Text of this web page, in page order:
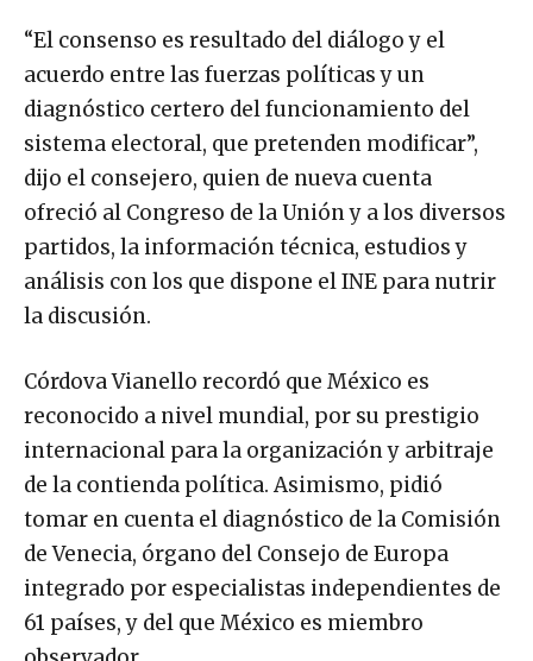
“El consenso es resultado del diálogo y el
acuerdo entre las fuerzas políticas y un
diagnóstico certero del funcionamiento del
sistema electoral, que pretenden modificar”,
dijo el consejero, quien de nueva cuenta
ofreció al Congreso de la Unión y a los diversos
partidos, la información técnica, estudios y
análisis con los que dispone el INE para nutrir
la discusión.
Córdova Vianello recordó que México es
reconocido a nivel mundial, por su prestigio
internacional para la organización y arbitraje
de la contienda política. Asimismo, pidió
tomar en cuenta el diagnóstico de la Comisión
de Venecia, órgano del Consejo de Europa
integrado por especialistas independientes de
61 países, y del que México es miembro